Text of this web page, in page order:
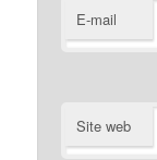
E-mail
Site web